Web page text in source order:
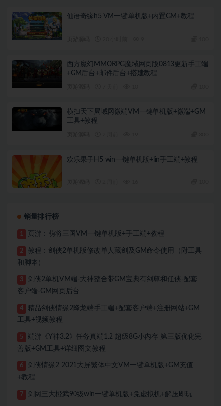
仙语奇缘h5 VM一键单机版+内置GM+教程
西方魔幻MMORPG魔域网页版0813更新手工端
+GM后台+邮件后台+搭建教程
横扫天下局域网微端VM一键单机版+微端+GM
工具+教程
欢乐果子H5 win一键单机版+lin手工端+教程
销量排行榜
1 页游：萌将三国VM一键单机版+手工端+教程
2
教程：剑侠2单机版修改单人藏剑及GM命令使用（附工具
和脚本）
3
剑侠2单机VM端-大神整合带GM宝典有剑尊和任侠-配套
客户端-GM网页后台
4
精品剑侠情缘2降龙端手工端+配套客户端+注册网站+GM
工具+视频教程
5
端游《Y神3.2》任务真端1.2 超级8G小内存 第三版优化完
善版+GM工具+详细图文教程
6
剑侠情缘2 2021大屏繁体中文VM一键单机版+GM充值
+教程
7 剑网三大橙武90级win一键单机版+免虚拟机+解压即玩